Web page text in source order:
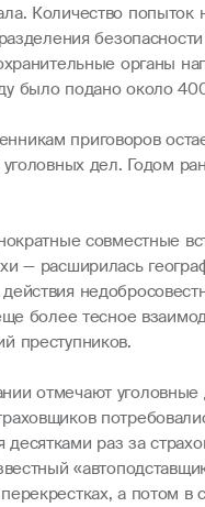
Количество попыток
органы
было подано около
приговоров
дел. Годом
совместные
— расширилась
более тесное
преступников.
отмечают
раз за
а потом в